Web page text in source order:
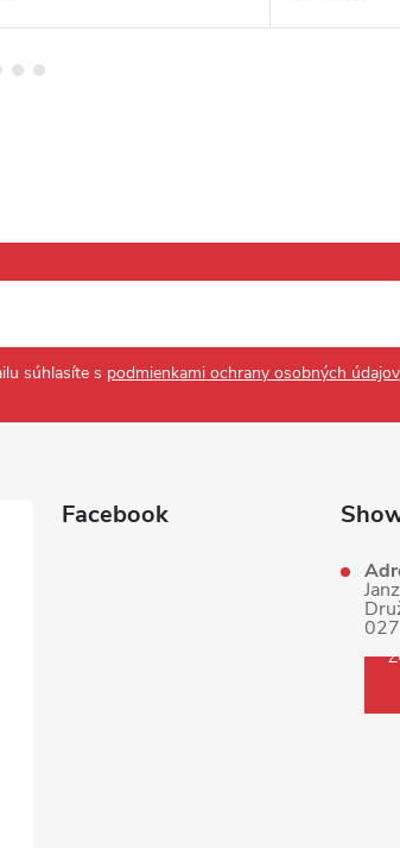
súhlasíte s podmienkami ochrany osobných údajov
Facebook